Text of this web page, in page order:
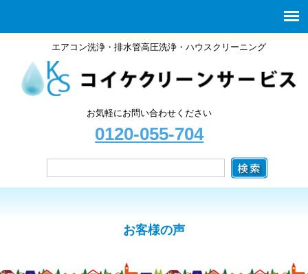
エアコン洗浄・排水管高圧洗浄・ハウスクリーニング
お気軽にお問い合わせください
0120-055-704
お客様の声